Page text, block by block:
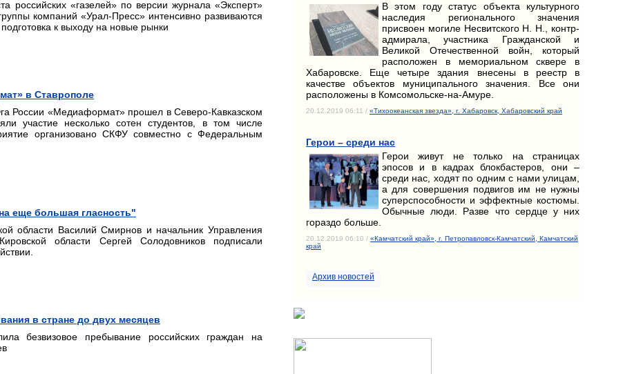
российских «газелей» по версии журнала «Эксперт»
компаний «Урал-Пресс» интенсивно развиваются
к выходу на новые рынки
в Ставрополе
России «Медиаформат» прошел в Северо-Кавказском
участие несколько сотен студентов, в том числе
организовано СКФУ совместно с Федеральным
еще большая гласность"
области Василий Смирнов и начальник Управления
области Сергей Солодовников подписали
в стране до двух месяцев
безвизовое пребывание российских граждан на
В этом году статус объекта культурного
наследия регионального значения
присвоен могиле Несвитского Н. Н., контр-
адмирала, участника Гражданской и
Великой Отечественной войн, который
расположен в мемориальном сквере в
Хабаровске. Еще четыре здания внесены в реестр в
качестве объектов муниципального значения. Все они
расположены в Комсомольске-на-Амуре.
20.12.2019 06:11 / «Тихоокеанская звезда», г. Хабаровск, Хабаровский край
Герои – среди нас
Герои живут не только на страницах
эпосов и в кадрах блокбастеров, они –
среди нас, ходят по одним с нами улицам,
а для совершения подвигов им не нужны
суперспособности и эффектные костюмы.
Обычные люди. Разве что сердце у них
гораздо больше.
20.12.2019 06:10 / «Камчатский край», г. Петропавловск-Камчатский, Камчатский
край
Архив новостей